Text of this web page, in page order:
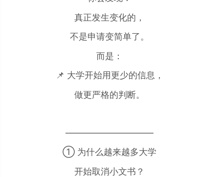
真正发生变化的，
不是申请变简单了。
而是：
📌 大学开始用更少的信息，
做更严格的判断。
——————————
① 为什么越来越多大学
开始取消小文书？